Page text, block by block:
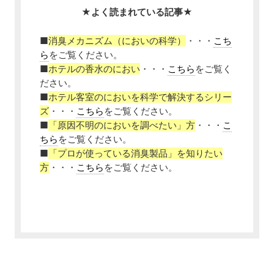
★よく読まれている記事★
■消臭メカニズム（においの科学） ・・・ こち
ら をご覧ください。
■ホテルの香水のにおい ・・・ こちら をご覧く
ださい。
■ホテル客室のにおいを科学で解決するシリー
ズ ・・・ こちら をご覧ください。
■ 「原因不明のにおいを調べたい」方 ・・・ こ
ちら をご覧ください。
■ 「プロが使っている消臭製品」を知りたい
方 ・・・ こちら をご覧ください。